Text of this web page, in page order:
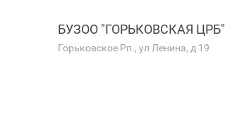
БУЗОО "ГОРЬКОВСКАЯ ЦРБ"
Горьковское Рп., ул Ленина, д 19